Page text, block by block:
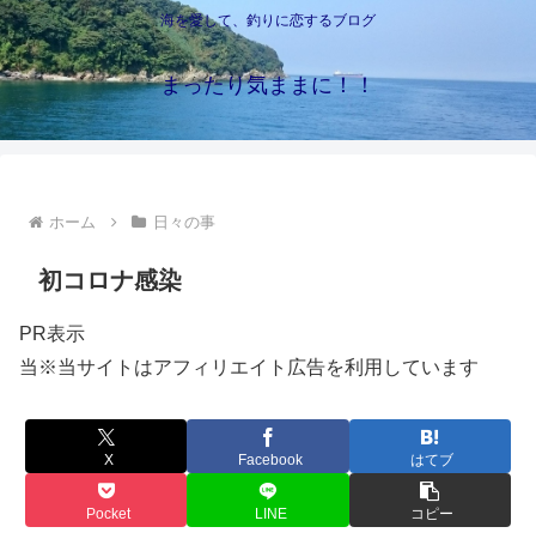
海を愛して、釣りに恋するブログ
まったり気ままに！！
ホーム 日々の事
初コロナ感染
PR表示
当※当サイトはアフィリエイト広告を利用しています
X Facebook はてブ
Pocket LINE コピー